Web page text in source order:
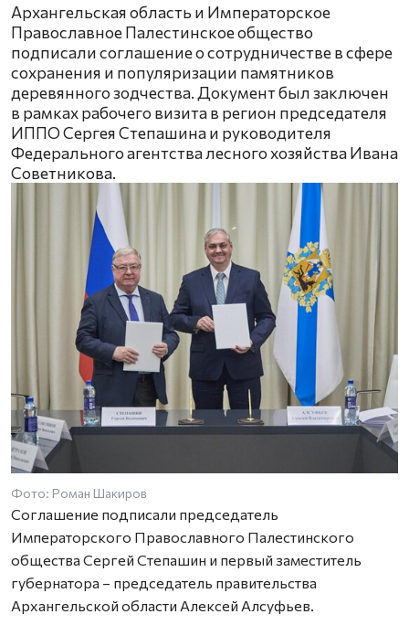
Архангельская область и Императорское
Православное Палестинское общество
подписали соглашение о сотрудничестве в сфере
сохранения и популяризации памятников
деревянного зодчества. Документ был заключен
в рамках рабочего визита в регион председателя
ИППО Сергея Степашина и руководителя
Федерального агентства лесного хозяйства Ивана
Советникова.
Фото: Роман Шакиров
Соглашение подписали председатель
Императорского Православного Палестинского
общества Сергей Степашин и первый заместитель
губернатора – председатель правительства
Архангельской области Алексей Алсуфьев.